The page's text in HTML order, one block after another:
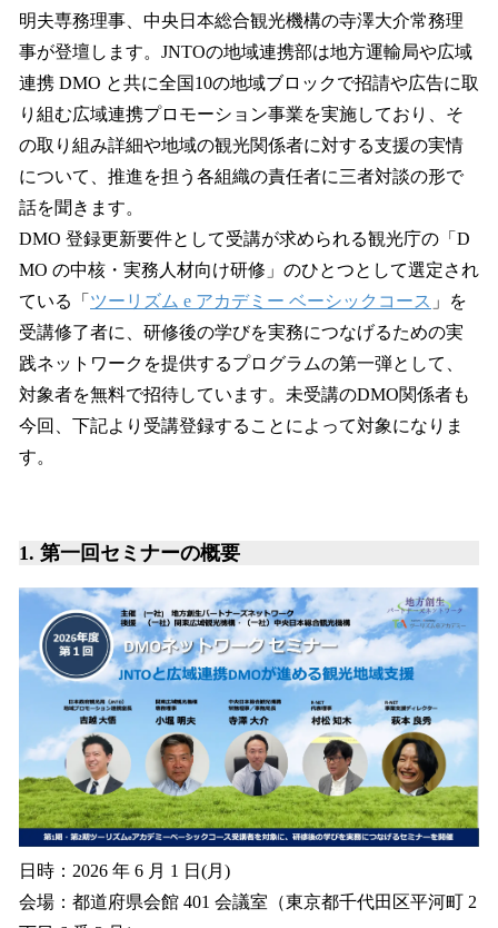
明夫専務理事、中央日本総合観光機構の寺澤大介常務理
事が登壇します。JNTOの地域連携部は地方運輸局や広域
連携 DMO と共に全国10の地域ブロックで招請や広告に取
り組む広域連携プロモーション事業を実施しており、そ
の取り組み詳細や地域の観光関係者に対する支援の実情
について、推進を担う各組織の責任者に三者対談の形で
話を聞きます。
DMO 登録更新要件として受講が求められる観光庁の「D
MO の中核・実務人材向け研修」のひとつとして選定され
ている「 ツーリズム e アカデミー ベーシックコース 」を
受講修了者に、研修後の学びを実務につなげるための実
践ネットワークを提供するプログラムの第一弾として、
対象者を無料で招待しています。未受講のDMO関係者も
今回、下記より受講登録することによって対象になりま
す。
1. 第一回セミナーの概要
日時：2026 年 6 月 1 日(月)
会場：都道府県会館 401 会議室（東京都千代田区平河町 2